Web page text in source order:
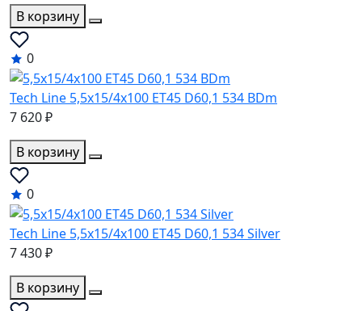
В корзину
0
Tech Line 5,5x15/4x100 ET45 D60,1 534 BDm
7 620 ₽
В корзину
0
Tech Line 5,5x15/4x100 ET45 D60,1 534 Silver
7 430 ₽
В корзину